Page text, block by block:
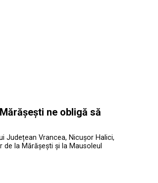
ne obligă să
Județean Vrancea, Nicușor Halici,
la Mărășești și la Mausoleul